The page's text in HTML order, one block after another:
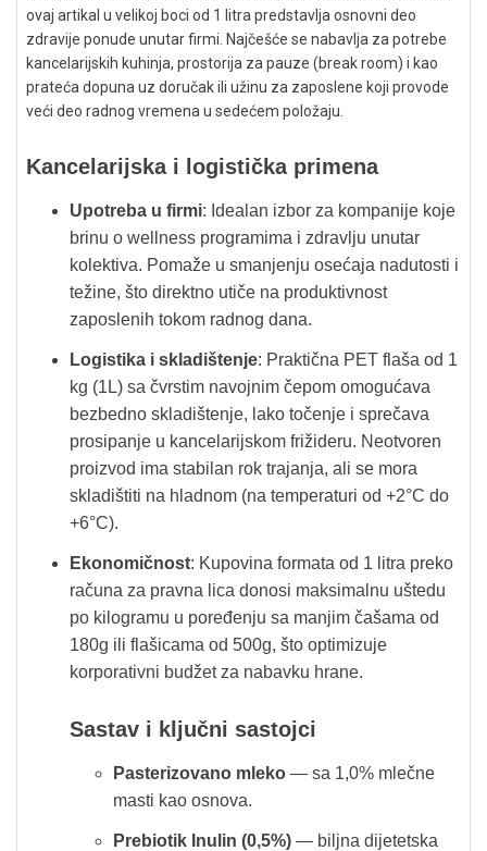
ovaj artikal u velikoj boci od 1 litra predstavlja osnovni deo
zdravije ponude unutar firmi. Najčešće se nabavlja za potrebe
kancelarijskih kuhinja, prostorija za pauze (break room) i kao
prateća dopuna uz doručak ili užinu za zaposlene koji provode
veći deo radnog vremena u sedećem položaju.
Kancelarijska i logistička primena
Upotreba u firmi: Idealan izbor za kompanije koje
brinu o wellness programima i zdravlju unutar
kolektiva. Pomaže u smanjenju osećaja nadutosti i
težine, što direktno utiče na produktivnost
zaposlenih tokom radnog dana.
Logistika i skladištenje: Praktična PET flaša od 1
kg (1L) sa čvrstim navojnim čepom omogućava
bezbedno skladištenje, lako točenje i sprečava
prosipanje u kancelarijskom frižideru. Neotvoren
proizvod ima stabilan rok trajanja, ali se mora
skladištiti na hladnom (na temperaturi od +2°C do
+6°C).
Ekonomičnost: Kupovina formata od 1 litra preko
računa za pravna lica donosi maksimalnu uštedu
po kilogramu u poređenju sa manjim čašama od
180g ili flašicama od 500g, što optimizuje
korporativni budžet za nabavku hrane.
Sastav i ključni sastojci
Pasterizovano mleko — sa 1,0% mlečne
masti kao osnova.
Prebiotik Inulin (0,5%) — biljna dijetetska